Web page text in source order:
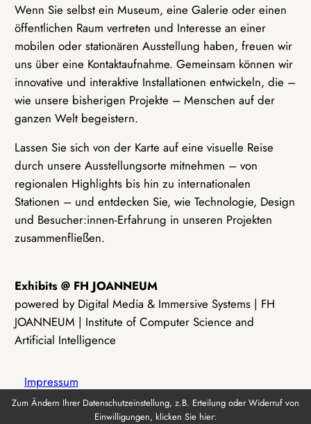
Wenn Sie selbst ein Museum, eine Galerie oder einen
öffentlichen Raum vertreten und Interesse an einer
mobilen oder stationären Ausstellung haben, freuen wir
uns über eine Kontaktaufnahme. Gemeinsam können wir
innovative und interaktive Installationen entwickeln, die –
wie unsere bisherigen Projekte – Menschen auf der
ganzen Welt begeistern.
Lassen Sie sich von der Karte auf eine visuelle Reise
durch unsere Ausstellungsorte mitnehmen – von
regionalen Highlights bis hin zu internationalen
Stationen – und entdecken Sie, wie Technologie, Design
und Besucher:innen-Erfahrung in unseren Projekten
zusammenfließen.
Exhibits @ FH JOANNEUM
powered by Digital Media & Immersive Systems | FH
JOANNEUM | Institute of Computer Science and
Artificial Intelligence
Impressum
Zum Ändern Ihrer Datenschutzeinstellung, z.B. Erteilung oder Widerruf von
Einwilligungen, klicken Sie hier: